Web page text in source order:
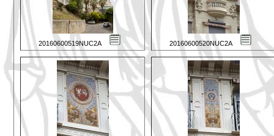
20160600519NUC2A 20160600520NUC2A